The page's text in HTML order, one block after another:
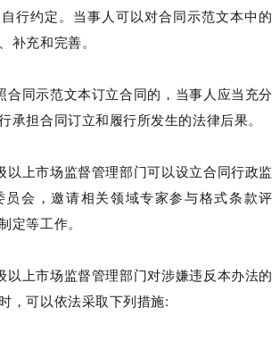
行约定。当事人可以对合同示范文本中的
补充和完善。
合同示范文本订立合同的，当事人应当充分
承担合同订立和履行所发生的法律后果。
以上市场监督管理部门可以设立合同行政监
员会，邀请相关领域专家参与格式条款评
定等工作。
以上市场监督管理部门对涉嫌违反本办法的
，可以依法采取下列措施: